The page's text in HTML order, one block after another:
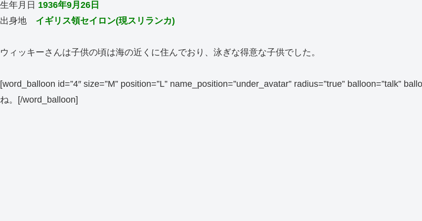
生年月日 1936年9月26日
出身地 イギリス領セイロン(現スリランカ)
ウィッキーさんは子供の頃は海の近くに住んでおり、泳ぎな得意な子供でした。
[word_balloon id=”4″ size=”M” position=”L” name_position=”under_avatar” radius=”true” balloon=”talk”
ね。[/word_balloon]